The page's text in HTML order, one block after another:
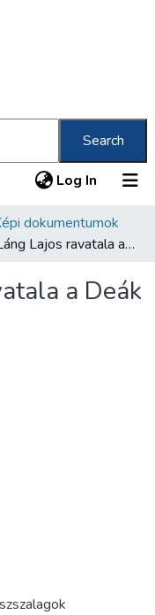
Search
Log In (current)
dokumentumok
[Báró Láng Lajos ravatala a Deák téri templomban]
a Deák